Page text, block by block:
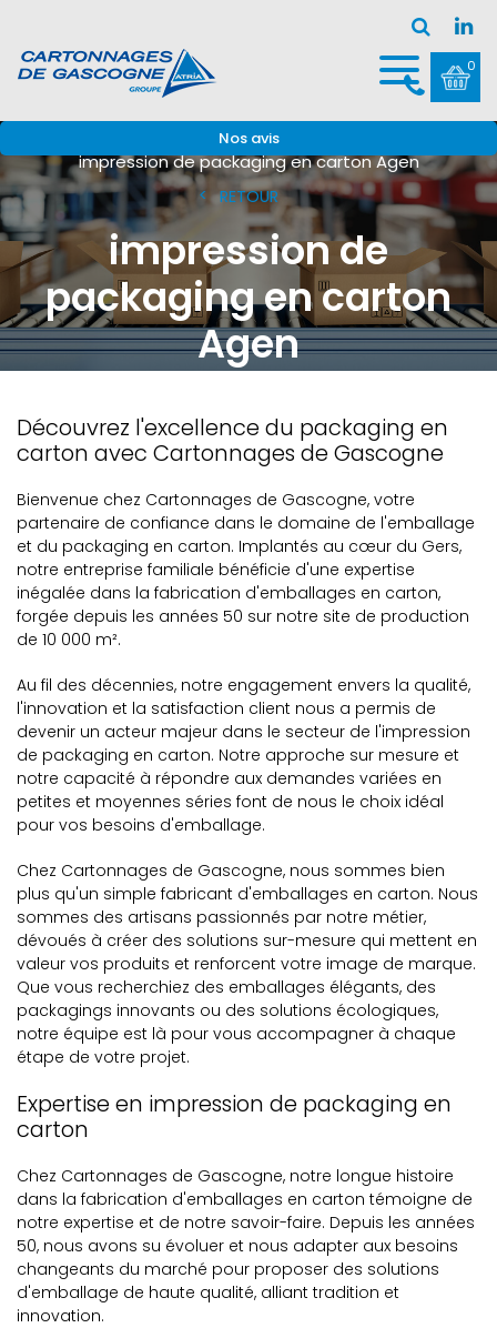
Nos avis
0
impression sur carton
impression de packaging en carton Agen
RETOUR
impression de
packaging en carton
Agen
Découvrez l'excellence du packaging en
carton avec Cartonnages de Gascogne
Bienvenue chez Cartonnages de Gascogne, votre
partenaire de confiance dans le domaine de l'emballage
et du packaging en carton. Implantés au cœur du Gers,
notre entreprise familiale bénéficie d'une expertise
inégalée dans la fabrication d'emballages en carton,
forgée depuis les années 50 sur notre site de production
de 10 000 m².
Au fil des décennies, notre engagement envers la qualité,
l'innovation et la satisfaction client nous a permis de
devenir un acteur majeur dans le secteur de l'impression
de packaging en carton. Notre approche sur mesure et
notre capacité à répondre aux demandes variées en
petites et moyennes séries font de nous le choix idéal
pour vos besoins d'emballage.
Chez Cartonnages de Gascogne, nous sommes bien
plus qu'un simple fabricant d'emballages en carton. Nous
sommes des artisans passionnés par notre métier,
dévoués à créer des solutions sur-mesure qui mettent en
valeur vos produits et renforcent votre image de marque.
Que vous recherchiez des emballages élégants, des
packagings innovants ou des solutions écologiques,
notre équipe est là pour vous accompagner à chaque
étape de votre projet.
Expertise en impression de packaging en
carton
Chez Cartonnages de Gascogne, notre longue histoire
dans la fabrication d'emballages en carton témoigne de
notre expertise et de notre savoir-faire. Depuis les années
50, nous avons su évoluer et nous adapter aux besoins
changeants du marché pour proposer des solutions
d'emballage de haute qualité, alliant tradition et
innovation.